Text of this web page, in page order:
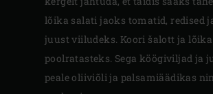
lõika salati jaoks tomatid, redised
juust viiludeks. Koori šalott ja
poolratasteks. Sega köögiviljad ja
peale oliiviõli ja palsamiäädikas